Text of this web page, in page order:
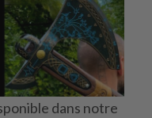
dans notre